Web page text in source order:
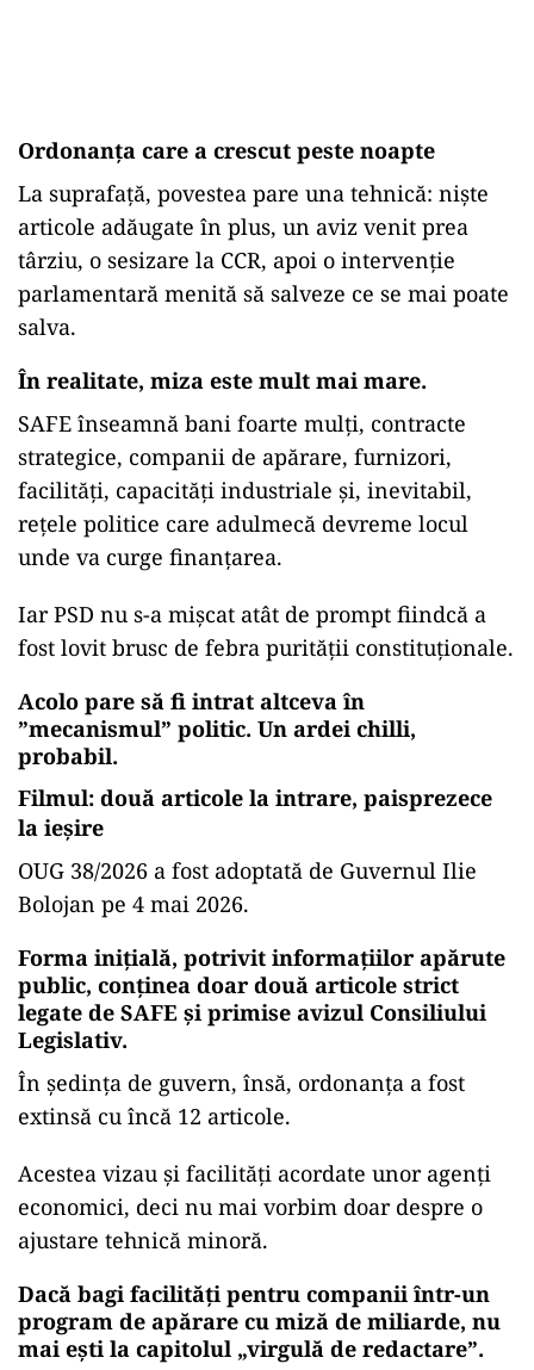
Ordonanța care a crescut peste noapte
La suprafață, povestea pare una tehnică: niște
articole adăugate în plus, un aviz venit prea
târziu, o sesizare la CCR, apoi o intervenție
parlamentară menită să salveze ce se mai poate
salva.
În realitate, miza este mult mai mare.
SAFE înseamnă bani foarte mulți, contracte
strategice, companii de apărare, furnizori,
facilități, capacități industriale și, inevitabil,
rețele politice care adulmecă devreme locul
unde va curge finanțarea.
Iar PSD nu s-a mișcat atât de prompt fiindcă a
fost lovit brusc de febra purității constituționale.
Acolo pare să fi intrat altceva în
”mecanismul” politic. Un ardei chilli,
probabil.
Filmul: două articole la intrare, paisprezece
la ieșire
OUG 38/2026 a fost adoptată de Guvernul Ilie
Bolojan pe 4 mai 2026.
Forma inițială, potrivit informațiilor apărute
public, conținea doar două articole strict
legate de SAFE și primise avizul Consiliului
Legislativ.
În ședința de guvern, însă, ordonanța a fost
extinsă cu încă 12 articole.
Acestea vizau și facilități acordate unor agenți
economici, deci nu mai vorbim doar despre o
ajustare tehnică minoră.
Dacă bagi facilități pentru companii într-un
program de apărare cu miză de miliarde, nu
mai ești la capitolul „virgulă de redactare”.